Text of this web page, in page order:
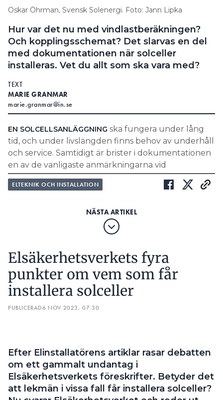
Oskar Öhrman, Svensk Solenergi. Foto: Jann Lipka
Hur var det nu med vindlastberäkningen?
Och kopplingsschemat? Det slarvas en del
med dokumentationen när solceller
installeras. Vet du allt som ska vara med?
TEXT
MARIE GRANMAR
marie.granmar@in.se
EN SOLCELLSANLÄGGNING ska fungera under lång
tid, och under livslängden finns behov av underhåll
och service. Samtidigt är brister i dokumentationen
en av de vanligaste anmärkningarna vid
besiktningar.
BESIKTNINGSMANNEN: ”BÄTTRE ATT VI TAR TILL OSS
VAD SOM FINNS I STANDARDEN”
Därför behövs stöd för att göra bra
slutdokumentation vid solinstallationer hos
privatpersoner. Det menar föreningen Svensk
Solenergi, där Oskar Öhrman är tekniskt ansvarig,
som sammanställt en riktlinje med tolv punkter.
Här ska stå adress, installationsdatum,
färdigställandedatum och kontaktuppgifter till
leverantören. Dessutom bör det finnas
ELTEKNIK OCH INSTALLATION
Elsäkerhetsverkets fyra
punkter om vem som får
installera solceller
PUBLICERAD6 NOV 2023, 07:30
Efter Elinstallatörens artiklar rasar debatten
om ett gammalt undantag i
Elsäkerhetsverkets föreskrifter. Betyder det
att lekmän i vissa fall får installera solceller?